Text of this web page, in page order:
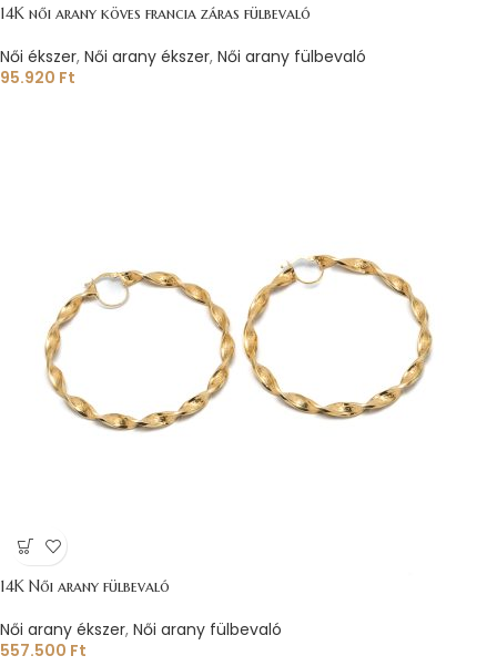
14K női arany köves francia záras fülbevaló
Női ékszer, Női arany ékszer, Női arany fülbevaló
95.920 Ft
14K Női arany fülbevaló
Női arany ékszer, Női arany fülbevaló
557.500 Ft